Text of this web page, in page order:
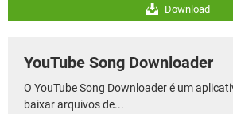
Download
YouTube Song Downloader
O YouTube Song Downloader é um
baixar arquivos de...